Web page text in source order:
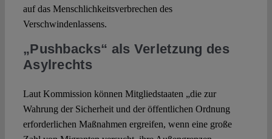
auf das Menschlichkeitsverbrechen des
Verschwindenlassens.
„Pushbacks“ als Verletzung des
Asylrechts
Laut Kommission können Mitgliedstaaten „die zur
Wahrung der Sicherheit und der öffentlichen Ordnung
erforderlichen Maßnahmen ergreifen, wenn eine große